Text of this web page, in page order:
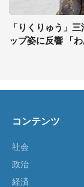
「りくりゅう」
ップ姿に反響 「
コンテンツ
社会
政治
経済